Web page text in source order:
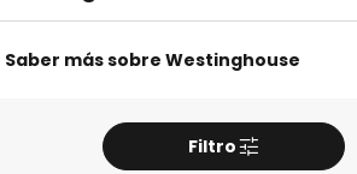
Saber más sobre Westinghouse
Filtro
desde 109 €